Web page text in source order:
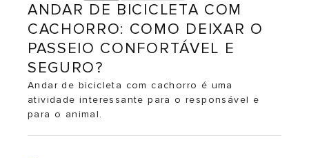
ANDAR DE BICICLETA COM
CACHORRO: COMO DEIXAR O
PASSEIO CONFORTÁVEL E
SEGURO?
Andar de bicicleta com cachorro é uma
atividade interessante para o responsável e
para o animal.